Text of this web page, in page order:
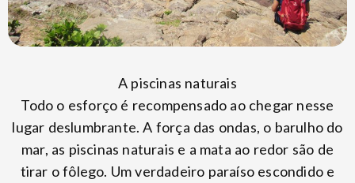
A piscinas naturais
Todo o esforço é recompensado ao chegar nesse
lugar deslumbrante. A força das ondas, o barulho do
mar, as piscinas naturais e a mata ao redor são de
tirar o fôlego. Um verdadeiro paraíso escondido e